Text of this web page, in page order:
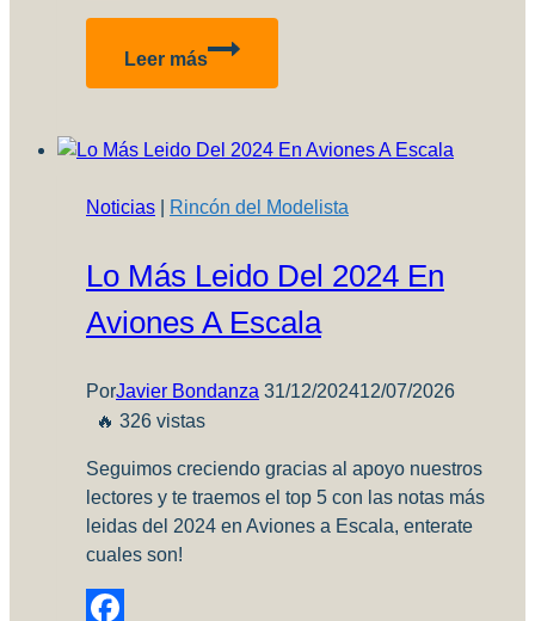
Compartir
Leer más
Fw190
2)
Noticias Rincón del Modelista
Lo Más Leido Del 2024 En
Aviones A Escala
PorJavier Bondanza 31/12/202412/07/2026
🔥 326 vistas
Seguimos creciendo gracias al apoyo nuestros
lectores y te traemos el top 5 con las notas más
leidas del 2024 en Aviones a Escala, enterate
cuales son!